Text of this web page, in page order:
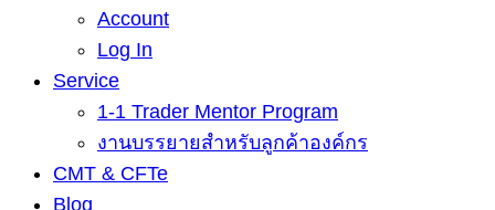
Account
Log In
Service
1-1 Trader Mentor Program
งานบรรยายสำหรับลูกค้าองค์กร
CMT & CFTe
Blog